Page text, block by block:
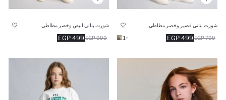
شورت بناتي قصير وخصر مطاطي
499 EGP 799 EGP
+1
شورت بناتي ابيض وخصر مطاطي
499 EGP 999 EGP